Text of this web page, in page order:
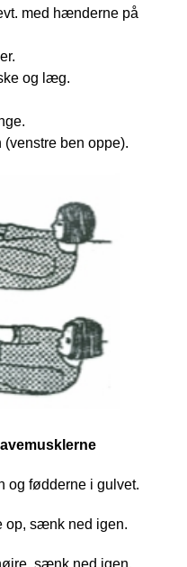
med hænderne på
og læg.
(venstre ben oppe).
og fødderne i gulvet.
op, sænk ned igen.